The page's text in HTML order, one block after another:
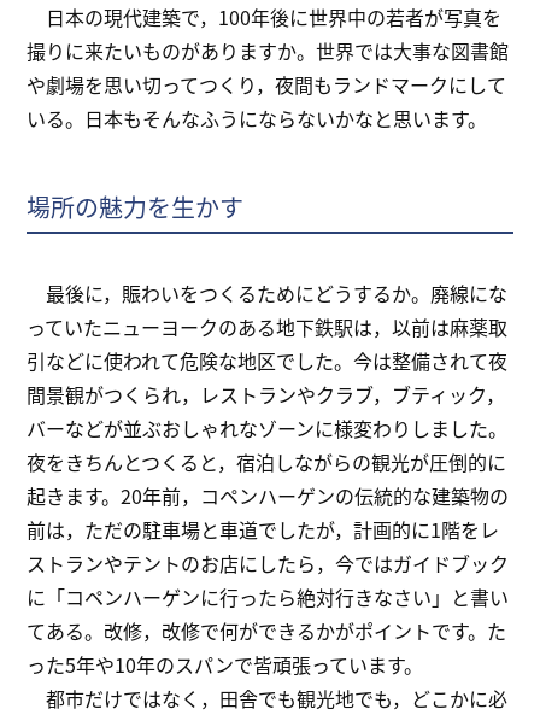
日本の現代建築で，100年後に世界中の若者が写真を
撮りに来たいものがありますか。世界では大事な図書館
や劇場を思い切ってつくり，夜間もランドマークにして
いる。日本もそんなふうにならないかなと思います。
場所の魅力を生かす
最後に，賑わいをつくるためにどうするか。廃線にな
っていたニューヨークのある地下鉄駅は，以前は麻薬取
引などに使われて危険な地区でした。今は整備されて夜
間景観がつくられ，レストランやクラブ，ブティック，
バーなどが並ぶおしゃれなゾーンに様変わりしました。
夜をきちんとつくると，宿泊しながらの観光が圧倒的に
起きます。20年前，コペンハーゲンの伝統的な建築物の
前は，ただの駐車場と車道でしたが，計画的に1階をレ
ストランやテントのお店にしたら，今ではガイドブック
に「コペンハーゲンに行ったら絶対行きなさい」と書い
てある。改修，改修で何ができるかがポイントです。た
った5年や10年のスパンで皆頑張っています。
都市だけではなく，田舎でも観光地でも，どこかに必